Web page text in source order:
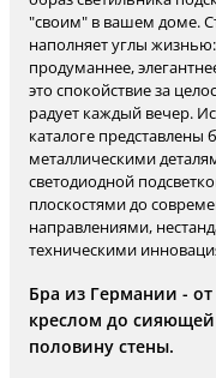
"своим" в вашем доме.
наполняет углы
продуманнее,
это спокойствие за
радует каждый вечер.
каталоге представлены
металлическими
светодиодной
плоскостями до
направлениями,
техническими
Бра из Германии - от
креслом до
половину стены.